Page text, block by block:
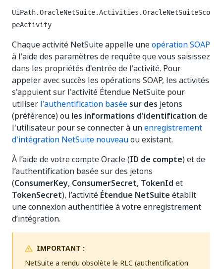
UiPath.OracleNetSuite.Activities.OracleNetSuiteSco
peActivity
Chaque activité NetSuite appelle uneopération SOAP
à l'aide des paramètres de requête que vous saisissez
dans les propriétés d'entrée de l'activité. Pour
appeler avec succès les opérations SOAP, les activités
s'appuient sur l'activité Étendue NetSuite pour
utiliser l'authentification basée sur des jetons
(préférence) ou les informations d'identification de
l'utilisateur pour se connecter à unenregistrement
d'intégration NetSuite nouveauou existant.
À l’aide de votre compte Oracle (ID de compte) et de
l’authentification basée sur des jetons
(ConsumerKey, ConsumerSecret, TokenId et
TokenSecret), l’activité Étendue NetSuite établit
une connexion authentifiée à votre enregistrement
d’intégration.
IMPORTANT :
NetSuite a rendu obsolète le RLC (authentification